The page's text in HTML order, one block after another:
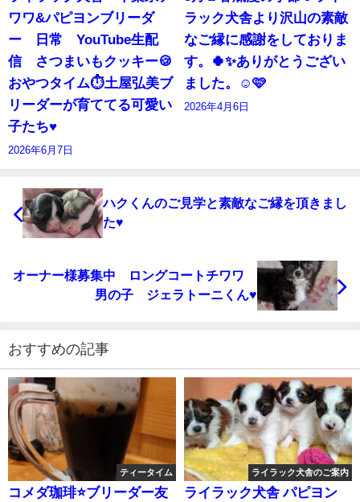
ワワ&パピヨンブリーダ
ー 日常 YouTube生配
信 さつまいもクッキー🍪
おやつタイム⏱️土屋弘美ブ
リーダーが育ててる可愛い
子たち♥️
2026年6月7日
ラック犬舎より沢山の素敵
なご縁に感謝をしておりま
す。🍀✨ありがとうござい
ました。☺️🩷
2026年4月6日
ハクくんのご見学と素敵なご縁を頂きまし
た♥
オーナー様募集中 ロングコートチワワ
男の子 ジェラトーニくん♥
おすすめの記事
ティータイム
コメダ珈琲⭐ブリーダー友
ライラック犬舎のご案内
ライラック犬舎 パピヨン